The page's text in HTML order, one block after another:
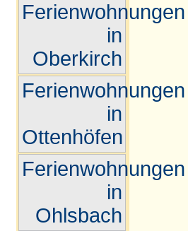
Ferienwohnungen
in
Oberkirch
Ferienwohnungen
in
Ottenhöfen
Ferienwohnungen
in
Ohlsbach